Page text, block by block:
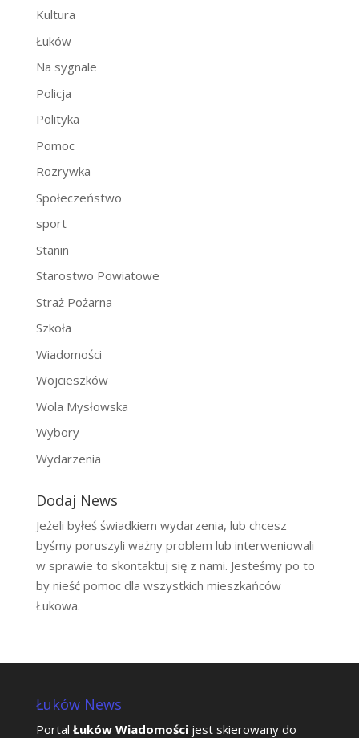
Kultura
Łuków
Na sygnale
Policja
Polityka
Pomoc
Rozrywka
Społeczeństwo
sport
Stanin
Starostwo Powiatowe
Straż Pożarna
Szkoła
Wiadomości
Wojcieszków
Wola Mysłowska
Wybory
Wydarzenia
Dodaj News
Jeżeli byłeś świadkiem wydarzenia, lub chcesz
byśmy poruszyli ważny problem lub interweniowali
w sprawie to skontaktuj się z nami. Jesteśmy po to
by nieść pomoc dla wszystkich mieszkańców
Łukowa.
Łuków News
Portal Łuków Wiadomościjest skierowany do